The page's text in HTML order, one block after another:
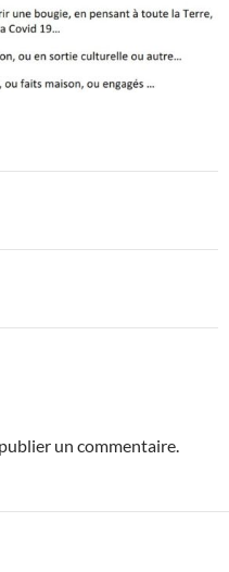
un commentaire.